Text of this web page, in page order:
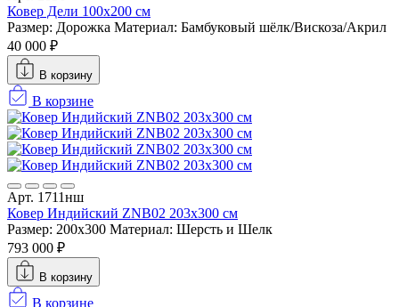
Ковер Дели 100х200 см
Размер: Дорожка Материал: Бамбуковый шёлк/Вискоза/Акрил
40 000 ₽
В корзину
В корзине
Арт. 1711нш
Ковер Индийский ZNB02 203x300 см
Размер: 200x300 Материал: Шерсть и Шелк
793 000 ₽
В корзину
В корзине